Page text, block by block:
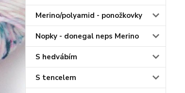
Merino/polyamid - ponožkovky
Nopky - donegal neps Merino
S hedvábím
S tencelem